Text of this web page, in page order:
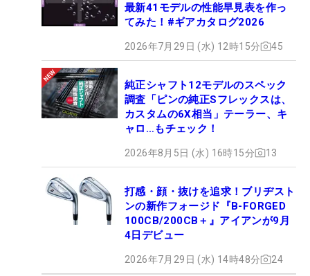
最新41モデルの性能早見表を作っ
てみた！#ギアカタログ2026
2026年7月29日 (水) 12時15分 45
純正シャフト12モデルのスペック
調査「ピンの純正Sフレックスは、
カスタムの6X相当」テーラー、キ
ャロ…もチェック！
2026年8月5日 (水) 16時15分 13
打感・顔・抜けを追求！ブリヂスト
ンの新作フォージド『B-FORGED
100CB/200CB＋』アイアンが9月
4日デビュー
2026年7月29日 (水) 14時48分 24